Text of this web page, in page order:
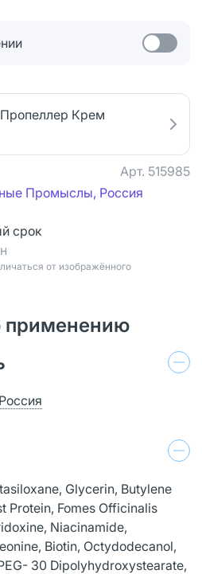
Крем
Арт. 515985
Промыслы, Россия
срок
от изображённого
применению
Glycerin, Butylene
Protein, Fomes Officinalis
Niacinamide,
Biotin, Octydodecanol,
30 Dipolyhydroxystearate,